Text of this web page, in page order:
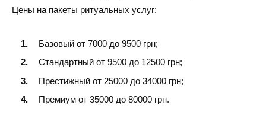
Цены на пакеты ритуальных услуг:
Базовый от 7000 до 9500 грн;
Стандартный от 9500 до 12500 грн;
Престижный от 25000 до 34000 грн;
Премиум от 35000 до 80000 грн.